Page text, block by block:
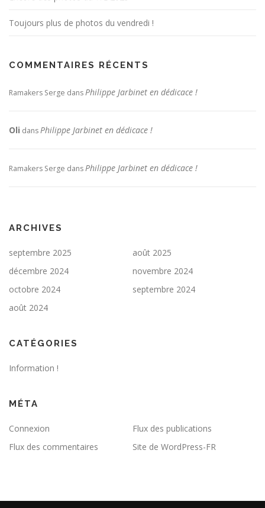
Toujours plus de photos du vendredi !
COMMENTAIRES RÉCENTS
Ramakers Serge dansPhilippe Jarbinet en dédicace !
Oli dansPhilippe Jarbinet en dédicace !
Ramakers Serge dansPhilippe Jarbinet en dédicace !
ARCHIVES
septembre 2025
août 2025
décembre 2024
novembre 2024
octobre 2024
septembre 2024
août 2024
CATÉGORIES
Information !
MÉTA
Connexion
Flux des publications
Flux des commentaires
Site de WordPress-FR